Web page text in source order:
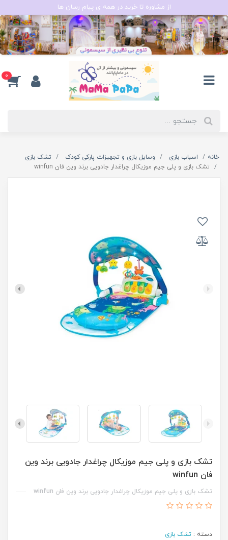
از مشاوره تا خرید در همه ی پیام رسان ها
0
خانه اسباب بازی وسایل بازی و تجهیزات پارکی کودک
تشک بازی
تشک بازی و پلی جیم موزیکال چراغدار جادویی برند وین فان winfun
تشک بازی و پلی جیم موزیکال چراغدار جادویی برند وین
فان winfun
تشک بازی و پلی جیم موزیکال چراغدار جادویی برند وین فان winfun
دسته : تشک بازی